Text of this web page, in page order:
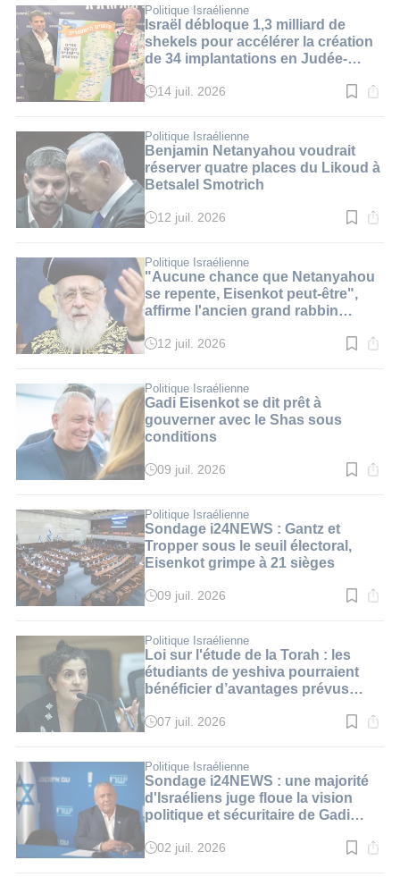
:
3
min.
Politique Israélienne
Israël débloque 1,3 milliard de
shekels pour accélérer la création
de 34 implantations en Judée-
Temps
:
3
min.
14 juil. 2026
Politique Israélienne
Benjamin Netanyahou voudrait
réserver quatre places du Likoud à
Betsalel Smotrich
Temps
:
2
min.
12 juil. 2026
Politique Israélienne
"Aucune chance que Netanyahou
se repente, Eisenkot peut-être",
affirme l'ancien grand rabbin
Temps
:
3
min.
12 juil. 2026
Politique Israélienne
Gadi Eisenkot se dit prêt à
gouverner avec le Shas sous
conditions
Temps
:
3
min.
09 juil. 2026
Politique Israélienne
Sondage i24NEWS : Gantz et
Tropper sous le seuil électoral,
Eisenkot grimpe à 21 sièges
Temps
:
4
min.
09 juil. 2026
Politique Israélienne
Loi sur l'étude de la Torah : les
étudiants de yeshiva pourraient
bénéficier d’avantages prévus
Temps
:
2
min.
07 juil. 2026
Politique Israélienne
Sondage i24NEWS : une majorité
d'Israéliens juge floue la vision
politique et sécuritaire de Gadi
Temps
02 juil. 2026